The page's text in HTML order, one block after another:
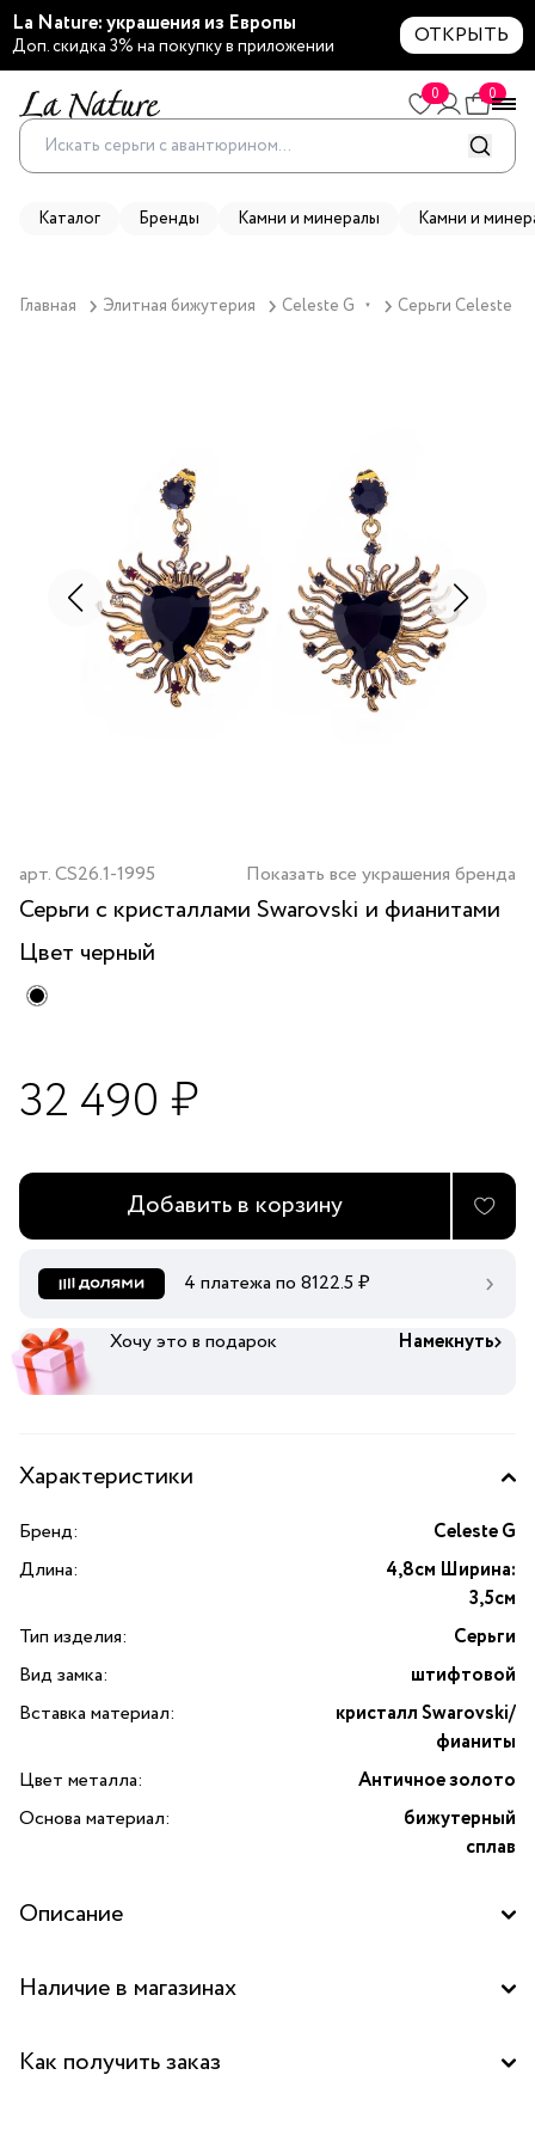
La Nature: украшения из Европы
Доп. скидка 3% на покупку в приложении ОТКРЫТЬ
0 0
Каталог Бренды Камни и минералы Камни и
Главная Элитная бижутерия Celeste G ▼ Серьги Celeste
арт.CS26.1-1995 Показать все украшения бренда
Серьги с кристаллами Swarovski и фианитами
Цвет черный
32 490 ₽
Добавить в корзину
4 платежа по 8122.5 ₽
Хочу это в подарок Намекнуть
Характеристики
Бренд:
Celeste G
Длина:
4,8см Ширина:
3,5см
Тип изделия:
Серьги
Вид замка:
штифтовой
Вставка материал:
кристалл Swarovski/
фианиты
Цвет металла:
Античное золото
Основа материал:
бижутерный
сплав
Описание
Celeste G — изысканное украшение, способное стать
вдохновлённый итальянской бижутерией, подчёркивает
Наличие в магазинах
Бутик "La Nature" в ТЦ "Метрополис", Москва
Как получить заказ